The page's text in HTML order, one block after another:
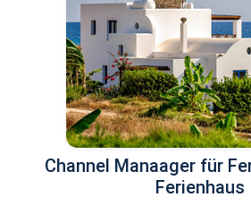
Channel Manaager für
Ferienhaus